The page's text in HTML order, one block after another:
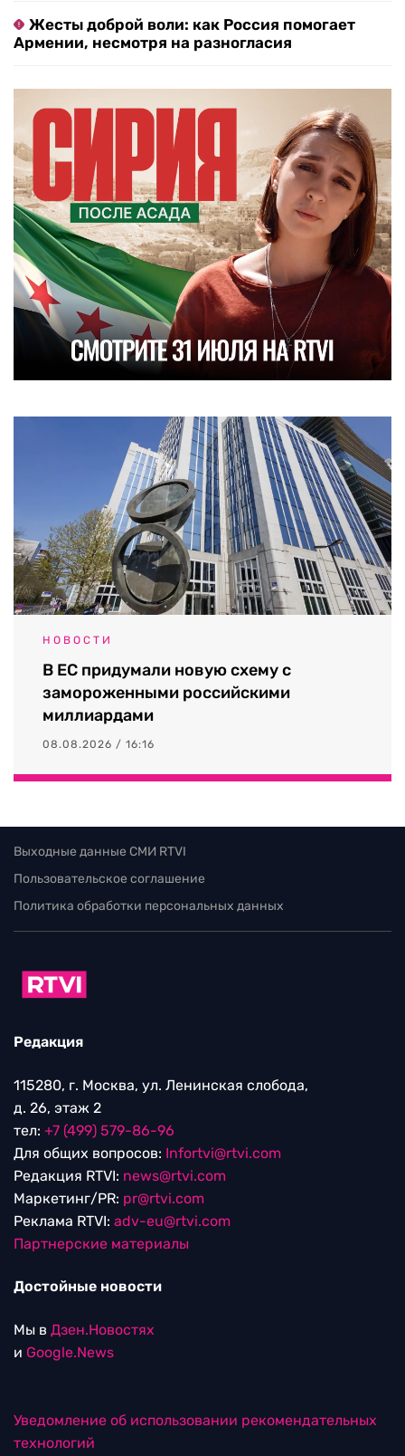
Жесты доброй воли: как Россия помогает
Армении, несмотря на разногласия
НОВОСТИ
В ЕС придумали новую схему с
замороженными российскими
миллиардами
08.08.2026 / 16:16
Выходные данные СМИ RTVI
Пользовательское соглашение
Политика обработки персональных данных
Редакция
115280, г. Москва, ул. Ленинская слобода,
д. 26, этаж 2
тел: +7 (499) 579-86-96
Для общих вопросов: Infortvi@rtvi.com
Редакция RTVI: news@rtvi.com
Маркетинг/PR: pr@rtvi.com
Реклама RTVI: adv-eu@rtvi.com
Партнерские материалы
Достойные новости
Мы в Дзен.Новостях
и Google.News
Уведомление об использовании рекомендательных
технологий